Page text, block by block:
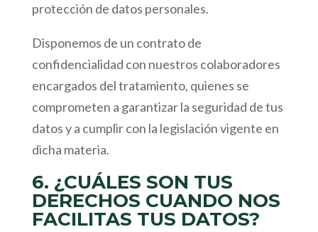
protección de datos personales.
Disponemos de un contrato de
confidencialidad con nuestros colaboradores
encargados del tratamiento, quienes se
comprometen a garantizar la seguridad de tus
datos y a cumplir con la legislación vigente en
dicha materia.
6. ¿CUÁLES SON TUS
DERECHOS CUANDO NOS
FACILITAS TUS DATOS?